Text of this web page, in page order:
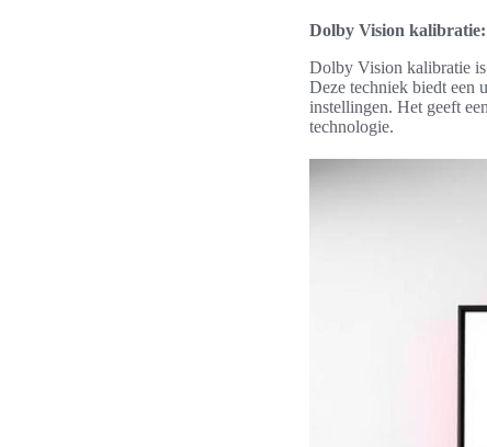
Dolby Vision
Dolby Vision kalibratie is
Deze techniek biedt een
instellingen. Het geeft
technologie.